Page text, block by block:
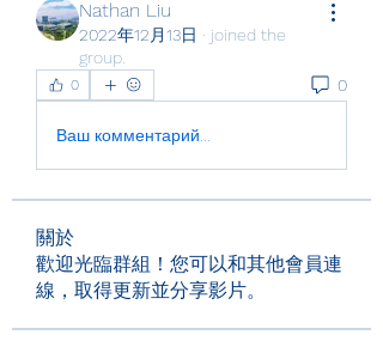
Nathan Liu
2022年12月13日 · joined the
group.
0 0
Ваш комментарий...
關於
歡迎光臨群組！您可以和其他會員連
線，取得更新並分享影片。